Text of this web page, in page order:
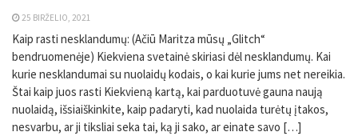
25 BIRŽELIO, 2021
Kaip rasti nesklandumų: (Ačiū Maritza mūsų „Glitch“
bendruomenėje) Kiekviena svetainė skiriasi dėl nesklandumų. Kai
kurie nesklandumai su nuolaidų kodais, o kai kurie jums net nereikia.
Štai kaip juos rasti Kiekvieną kartą, kai parduotuvė gauna naują
nuolaidą, išsiaiškinkite, kaip padaryti, kad nuolaida turėtų įtakos,
nesvarbu, ar ji tiksliai seka tai, ką ji sako, ar einate savo […]